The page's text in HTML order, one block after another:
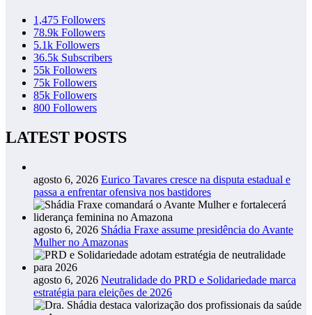
1,475 Followers
78.9k Followers
5.1k Followers
36.5k Subscribers
55k Followers
75k Followers
85k Followers
800 Followers
LATEST POSTS
agosto 6, 2026 Eurico Tavares cresce na disputa estadual e
passa a enfrentar ofensiva nos bastidores
agosto 6, 2026 Shádia Fraxe assume presidência do Avante
Mulher no Amazonas
agosto 6, 2026 Neutralidade do PRD e Solidariedade marca
estratégia para eleições de 2026